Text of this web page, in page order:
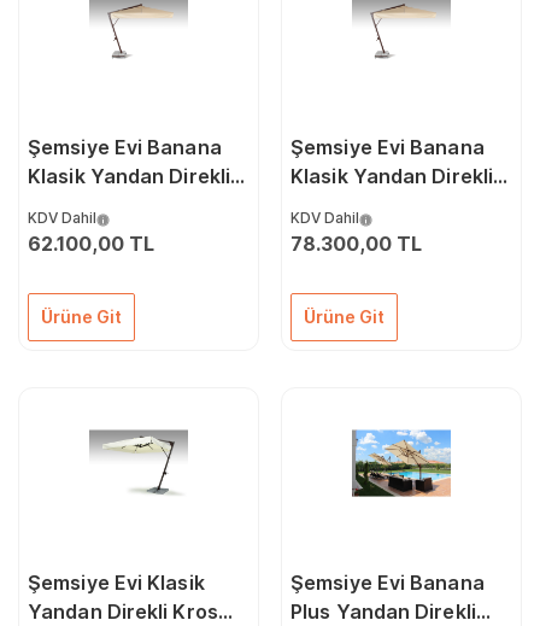
Şemsiye Evi Banana
Klasik Yandan Direkli
KDV Dahil
62.100,00 TL
Ürüne Git
Şemsiye Evi Banana
Klasik Yandan Direkli
KDV Dahil
78.300,00 TL
Ürüne Git
Şemsiye Evi Klasik
Yandan Direkli Kros
Şemsiye Evi Banana
Plus Yandan Direkli